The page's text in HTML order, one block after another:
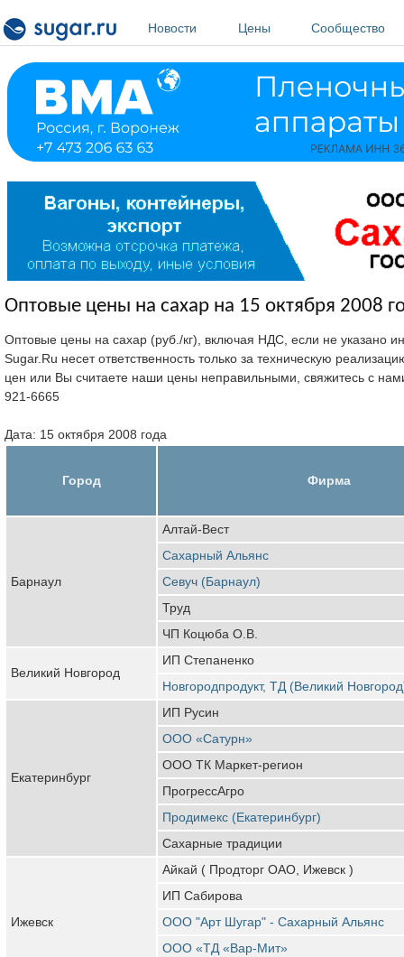
Новости
Цены Сообщество
Оптовые цены на сахар на 15 октября 2008
Оптовые цены на сахар (руб./кг), включая НДС, если не указано
Sugar.Ru несет ответственность только за техническую
цен или Вы считаете наши цены неправильными, свяжитесь с
921-6665
Дата: 15 октября 2008 года
Город Фирма
Барнаул
Алтай-Вест
Сахарный Альянс
Севуч (Барнаул)
Труд
ЧП Коцюба О.В.
Великий Новгород
ИП Степаненко
Новгородпродукт, ТД (Великий
Екатеринбург
ИП Русин
ООО «Сатурн»
ООО ТК Маркет-регион
ПрогрессАгро
Продимекс (Екатеринбург)
Сахарные традиции
Ижевск
Айкай ( Продторг ОАО, Ижевск )
ИП Сабирова
ООО "Арт Шугар" - Сахарный Альянс
ООО «ТД «Вар-Мит»